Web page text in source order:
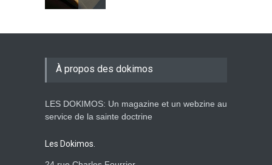
Johannes paulus II, papst
ENSEIGNEMENTS
Ein apokalyptisches Klima-
À propos des dokimos
LES DOKIMOS: Un magazine et un webzine au
service de la sainte doctrine
Les Dokimos.